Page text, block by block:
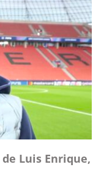
Luis Enrique,